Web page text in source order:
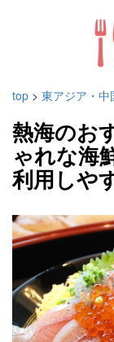
top > 東アジア・中
熱海のお
ゃれな海
利用しや